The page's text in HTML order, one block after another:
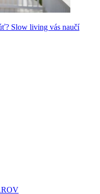
Slow living vás naučí